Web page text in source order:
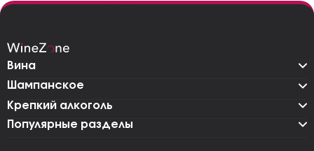
Вина
Шампанское
Крепкий алкоголь
Популярные разделы